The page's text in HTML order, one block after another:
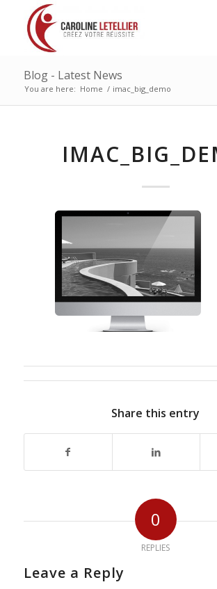
Blog - Latest News
You are here: Home / imac_big_demo
Share this entry
0
REPLIES
Leave a Reply